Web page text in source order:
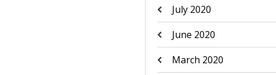
July 2020
June 2020
March 2020